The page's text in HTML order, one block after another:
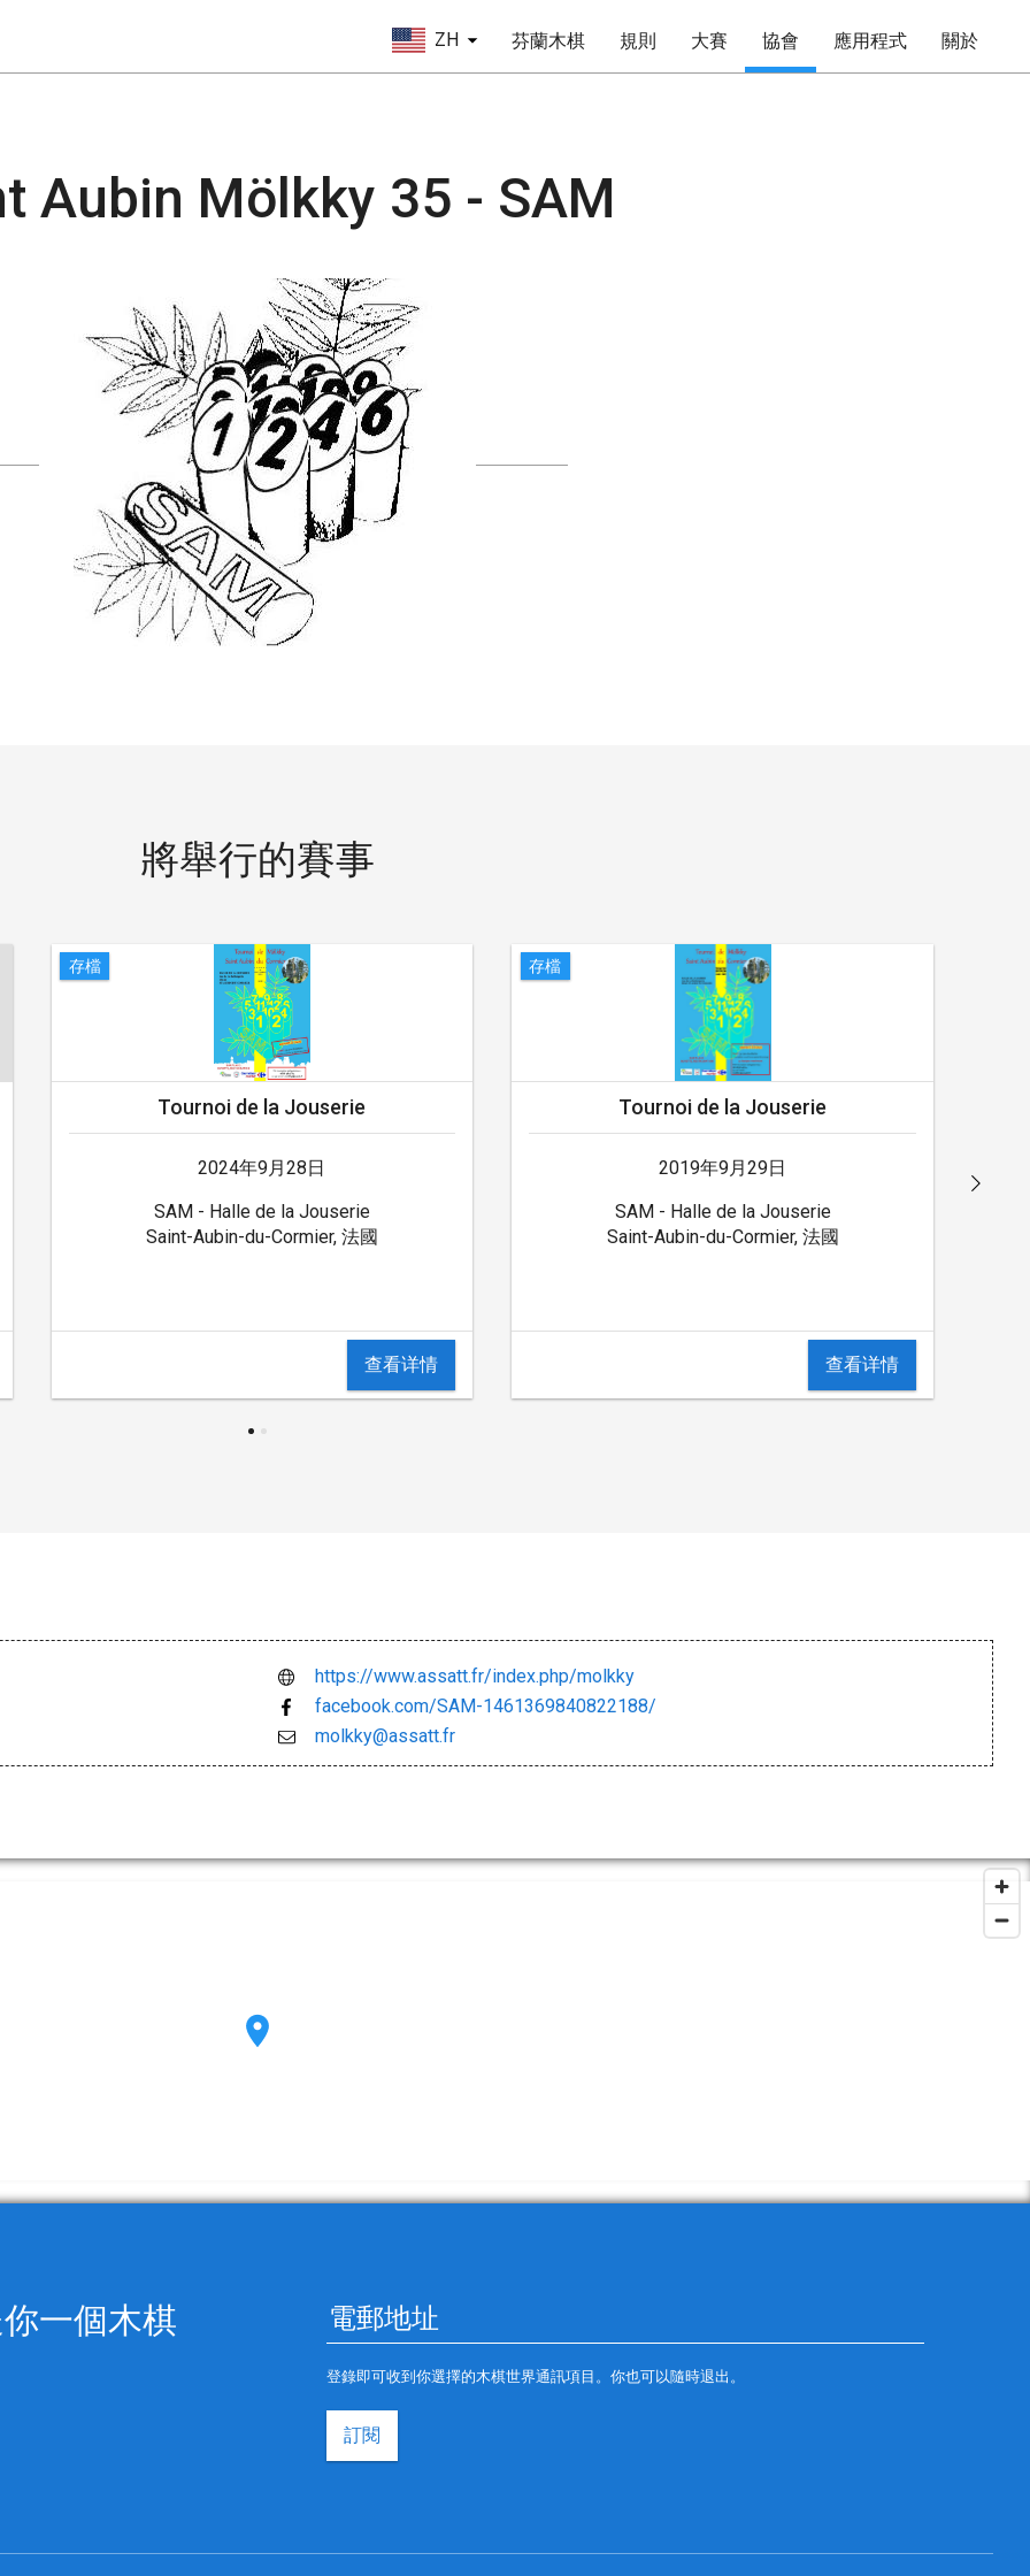
ZH 芬蘭木棋 規則 大賽 協會 應用程式 關於
Aubin Mölkky 35 - SAM
將舉行的賽事
存檔
Tournoi de la Jouserie
2024年9月28日
SAM - Halle de la Jouserie
Saint-Aubin-du-Cormier, 法國
查看详情
存檔
Tournoi de la Jouserie
2019年9月29日
SAM - Halle de la Jouserie
Saint-Aubin-du-Cormier, 法國
查看详情
https://www.assatt.fr/index.php/molkky
facebook.com/SAM-1461369840822188/
molkky@assatt.fr
一個木棋
登錄即可收到你選擇的木棋世界通訊項目。你也可以隨時退出。
訂閱